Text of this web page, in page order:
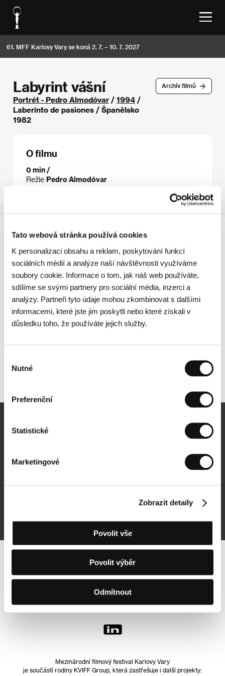
Tato webová stránka používá cookies
K personalizaci obsahu a reklam, poskytování funkcí
sociálních médií a analýze naší návštěvnosti využíváme
soubory cookie. Informace o tom, jak náš web používáte,
sdílíme se svými partnery pro sociální média, inzerci a
analýzy. Partneři tyto údaje mohou zkombinovat s dalšími
informacemi, které jste jim poskytli nebo které získali v
důsledku toho, že používáte jejich služby.
souhlasu
Nutné
Preferenční
Statistické
Marketingové
Zobrazit detaily
Povolit vše
Povolit výběr
Odmítnout
61. MFF Karlovy Vary se koná 2. 7. – 10. 7. 2027
Archív filmů
Labyrint vášní
Portrét - Pedro Almodóvar / 1994 /
Laberinto de pasiones / Španělsko
1982
O filmu
0 min /
Režie Pedro Almodóvar
Sledujte nás na síti:
Mezinárodní filmový festival Karlovy Vary
je součástí rodiny KVIFF Group, která zastřešuje i další projekty: